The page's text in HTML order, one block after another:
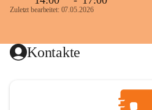
Zuletzt bearbeitet: 07.05.2026
Kontakte